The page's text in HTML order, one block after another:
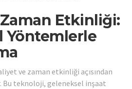
Etkinliği:
Yöntemlerle
ve zaman etkinliği açısından
Bu teknoloji, geleneksel inşaat